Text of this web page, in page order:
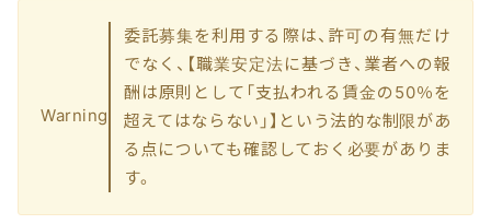
Warning
委託募集を利用する際は、許可の有無だけ
でなく、【職業安定法に基づき、業者への報
酬は原則として「支払われる賃金の50％を
超えてはならない」】という法的な制限があ
る点についても確認しておく必要がありま
す。